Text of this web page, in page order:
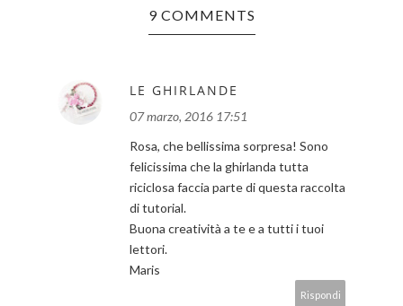
9 COMMENTS
LE GHIRLANDE
07 marzo, 2016 17:51
Rosa, che bellissima sorpresa! Sono
felicissima che la ghirlanda tutta
riciclosa faccia parte di questa raccolta
di tutorial.
Buona creatività a te e a tutti i tuoi
lettori.
Maris
Rispondi